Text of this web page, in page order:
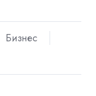
Бизнес